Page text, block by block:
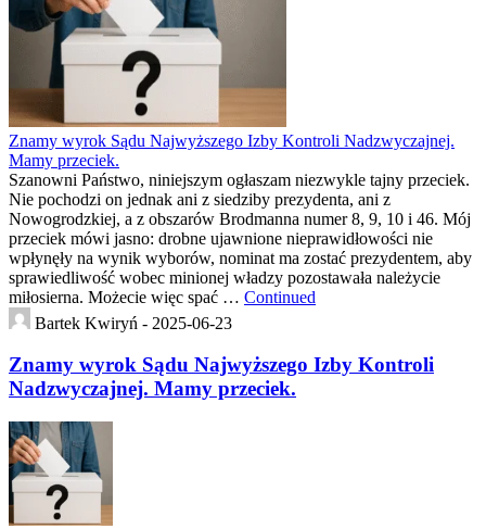
Znamy wyrok Sądu Najwyższego Izby Kontroli Nadzwyczajnej.
Mamy przeciek.
Szanowni Państwo, niniejszym ogłaszam niezwykle tajny przeciek.
Nie pochodzi on jednak ani z siedziby prezydenta, ani z
Nowogrodzkiej, a z obszarów Brodmanna numer 8, 9, 10 i 46. Mój
przeciek mówi jasno: drobne ujawnione nieprawidłowości nie
wpłynęły na wynik wyborów, nominat ma zostać prezydentem, aby
sprawiedliwość wobec minionej władzy pozostawała należycie
miłosierna. Możecie więc spać … Continued
Bartek Kwiryń - 2025-06-23
Znamy wyrok Sądu Najwyższego Izby Kontroli
Nadzwyczajnej. Mamy przeciek.